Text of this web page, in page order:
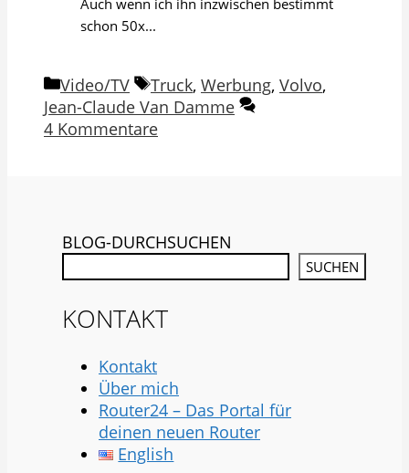
Auch wenn ich ihn inzwischen bestimmt
schon 50x...
Kategorien
Video/TV Schlagwörter
Truck, Werbung, Volvo,
Jean-Claude Van Damme
4 Kommentare
BLOG-DURCHSUCHEN
SUCHEN
KONTAKT
Kontakt
Über mich
Router24 – Das Portal für
deinen neuen Router
English